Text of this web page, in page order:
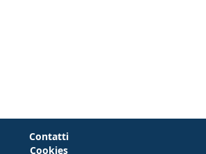
Contatti
Cookies